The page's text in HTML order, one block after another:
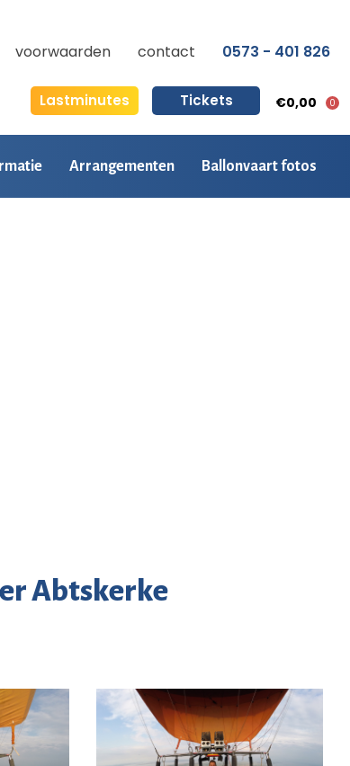
voorwaarden contact 0573 - 401 826
Lastminutes Tickets €0,00 0
Arrangementen Ballonvaart fotos
Abtskerke